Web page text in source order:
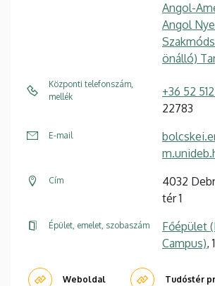
Angol-
Angol
önálló)
Központi telefonszám,
mellék
+36 52
22783
E-mail
Cím
4032
tér 1
Épület, emelet, szobaszám
Főépület
Campus),
Weboldal Tudóstér